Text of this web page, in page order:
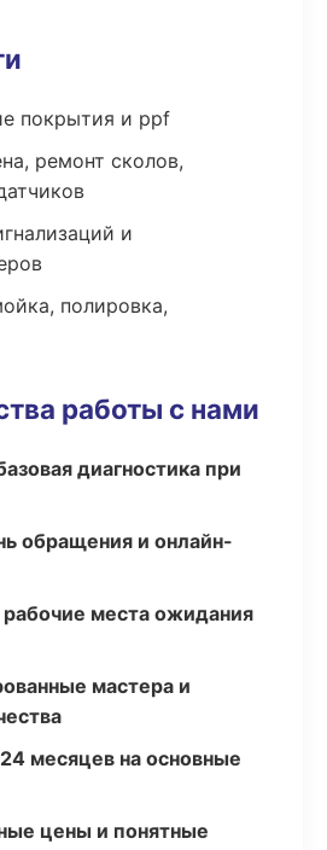
покрытия и ppf
ремонт сколов,
и
полировка,
работы с нами
диагностика при
обращения и онлайн-
места ожидания
мастера и
месяцев на основные
цены и понятные